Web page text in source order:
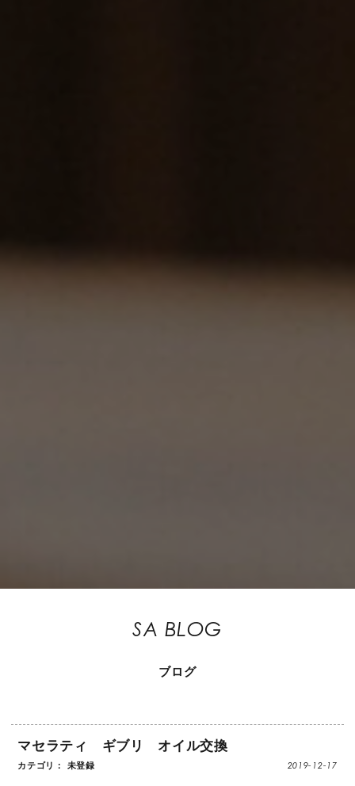
SA BLOG
ブログ
マセラティ ギブリ オイル交換
カテゴリ： 未登録 2019-12-17